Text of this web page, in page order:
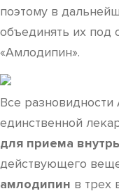
поэтому в
объединять их
«Амлодипин».
Все
единственной
для приема внутрь
действующего
амлодипин в трех